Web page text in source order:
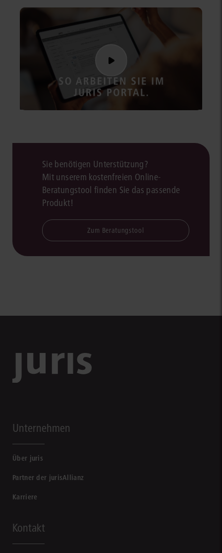
Sie benötigen Unterstützung?
Mit unserem kostenfreien Online-
Beratungstool finden Sie das passende
Produkt!
Zum Beratungstool
Unternehmen
Über juris
Partner der jurisAllianz
Karriere
Kontakt